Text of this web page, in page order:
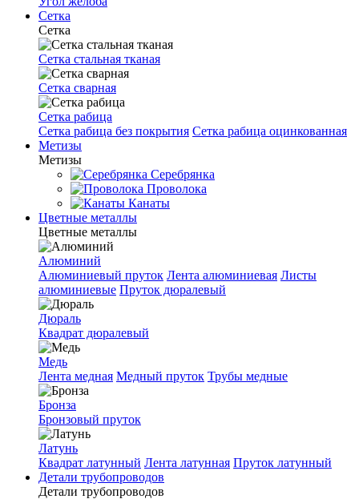
Сетка
Сетка
Сетка стальная тканая
Сетка сварная
Сетка рабица
Сетка рабица без покрытия Сетка рабица оцинкованная
Метизы
Метизы
Серебрянка
Проволока
Канаты
Цветные металлы
Цветные металлы
Алюминий
Алюминиевый пруток Лента алюминиевая Листы
алюминиевые Пруток дюралевый
Дюраль
Квадрат дюралевый
Медь
Лента медная Медный пруток Трубы медные
Бронза
Бронзовый пруток
Латунь
Квадрат латунный Лента латунная Пруток латунный
Детали трубопроводов
Детали трубопроводов